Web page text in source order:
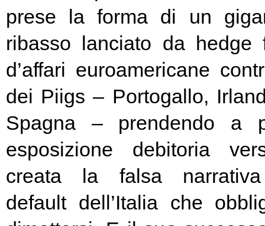
prese la forma di un
ribasso lanciato da hedge
d’affari euroamericane
dei Piigs – Portogallo,
Spagna – prendendo a
esposizione debitoria
creata la falsa narrativa
default dell’Italia che